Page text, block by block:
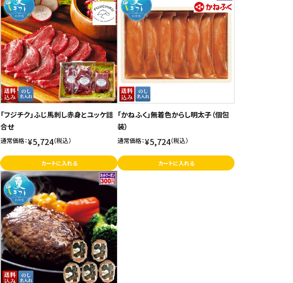
「フジチク」ふじ馬刺し赤身とユッケ詰
合せ
通常価格：¥5,724（税込）
カートに入れる
「かねふく」無着色からし明太子（個包
装）
通常価格：¥5,724（税込）
カートに入れる